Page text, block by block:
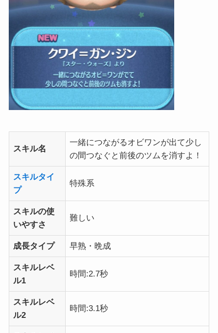
スキル名
一緒につながるオビワンが出て少し
の間つなぐと前後のツムを消すよ！
スキルタイ
プ
特殊系
スキルの使
いやすさ
難しい
成長タイプ 早熟・晩成
スキルレベ
ル1
時間:2.7秒
スキルレベ
ル2
時間:3.1秒